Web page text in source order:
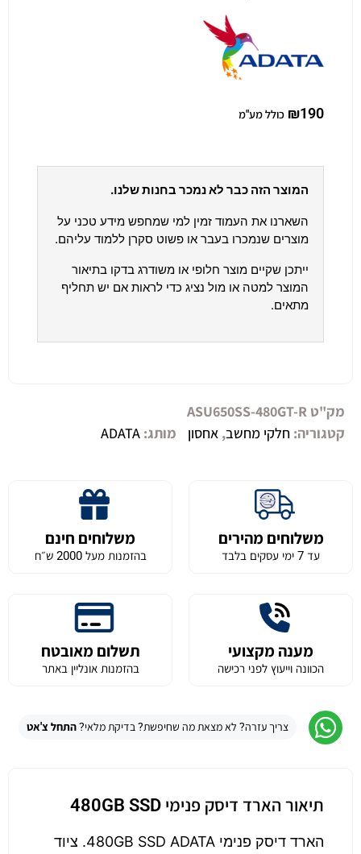
₪190 כולל מע"מ
המוצר הזה כבר לא נמכר בחנות שלנו.
השארנו את העמוד זמין למי שמחפש מידע טכני על
מוצרים שנמכרו בעבר או פשוט סקרן ללמוד עליהם.
ייתכן שקיים מוצר חלופי או משודרג בדקו בתיאור
המוצר למטה או מול נציג כדי לראות אם יש תחליף
מתאים.
מק"ט ASU650SS-480GT-R
קטגוריה: חלקי מחשב, אחסון מותג:ADATA
משלוחים מהירים
עד 7 ימי עסקים בלבד
משלוחים חינם
בהזמנות מעל 2000 ש״ח
מענה מקצועי
הכוונה וייעוץ לפני רכישה
תשלום מאובטח
בהזמנות אונליין באתר
צריך עזרה? לא מצאת מה שחיפשת? בדיקת מלאי?התחל צ'אט
תיאור הארד דיסק פנימי 480GB SSD
הארד דיסק פנימי 480GB SSD ADATA. ציוד